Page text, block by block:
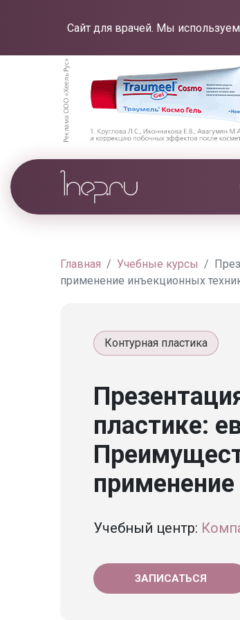
Сайт для врачей. Мы
Главная Учебные курсы
применение инъекционных
Контурная пластика
пластике:
Учебный центр:
ЗАПИСАТЬСЯ